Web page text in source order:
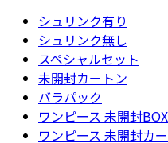
シュリンク有り
シュリンク無し
スペシャルセット
未開封カートン
バラパック
ワンピース 未開封BOX
ワンピース 未開封カ